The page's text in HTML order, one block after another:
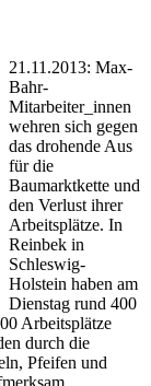
21.11.2013: Max-
Bahr-
Mitarbeiter_innen
wehren sich gegen
das drohende Aus
für die
Baumarktkette und
den Verlust ihrer
Arbeitsplätze. In
Reinbek in
Schleswig-
Holstein haben am
Dienstag rund 400
Arbeitsplätze
durch die
Pfeifen und